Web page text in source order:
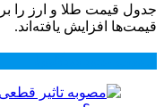
قیمت‌ها افزایش یافته‌اند.